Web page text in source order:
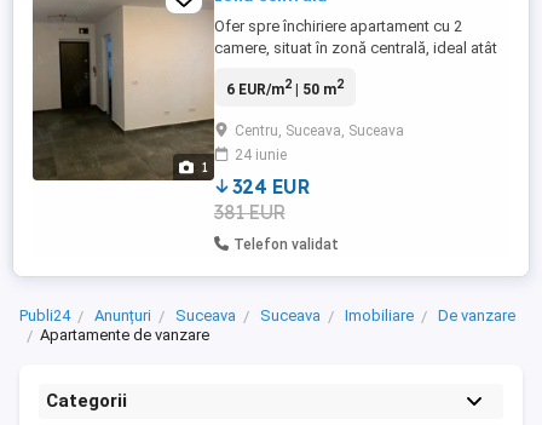
1
Ofer spre închiriere apartament cu 2
camere, situat în zonă centrală, ideal atât
Apartamentul este complet renovat, cu
compartimentare practică. Potrivit pentru
birou, cabinet, salon sau activități
comerciale, dar și ...
6 EUR/m2| 50 m2
Centru, Suceava, Suceava
24 iunie
324 EUR
381 EUR
Telefon validat
Publi24 Anunțuri Suceava Suceava Imobiliare
De vanzare
Apartamente de vanzare
Categorii